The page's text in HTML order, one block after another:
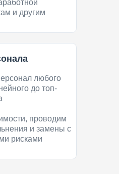
и другим
на
доверенности
проводим
и замены с
рисками
любого
до топ-